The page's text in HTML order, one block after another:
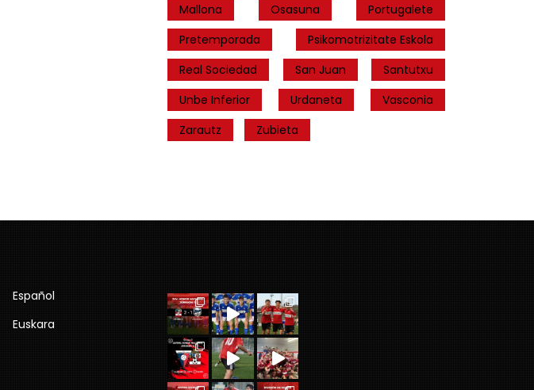
Mallona
Osasuna
Portugalete
Pretemporada
Psikomotrizitate Eskola
Real Sociedad
San Juan
Santutxu
Unbe Inferior
Urdaneta
Vasconia
Zarautz
Zubieta
Español
Euskara